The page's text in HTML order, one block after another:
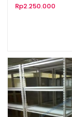
Rp2.250.000